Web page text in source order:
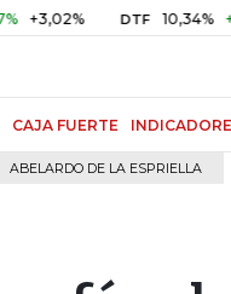
DTF 10,34% +0,10%
CAJA FUERTE
ABELARDO DE LA ESPRIELLA